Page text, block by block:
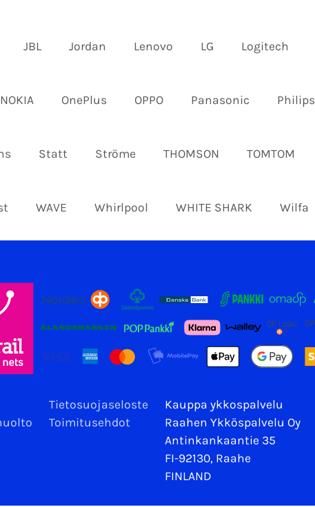
JBL Jordan Lenovo LG Logitech
NOKIA OnePlus OPPO Panasonic Philips
Statt Ströme THOMSON TOMTOM
WAVE Whirlpool WHITE SHARK Wilfa
Tietosuojaseloste
Toimitusehdot
Kauppa ykkospalvelu
Raahen Ykköspalvelu Oy
Antinkankaantie 35
FI-92130, Raahe
FINLAND